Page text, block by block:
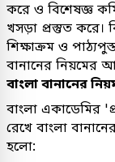
করে ও বিশেষজ্ঞ
খসড়া প্রস্তুত করে।
শিক্ষাক্রম ও
বানানের নিয়মের
বাংলা বানানের
বাংলা একাডেমির
রেখে বাংলা
হলো: